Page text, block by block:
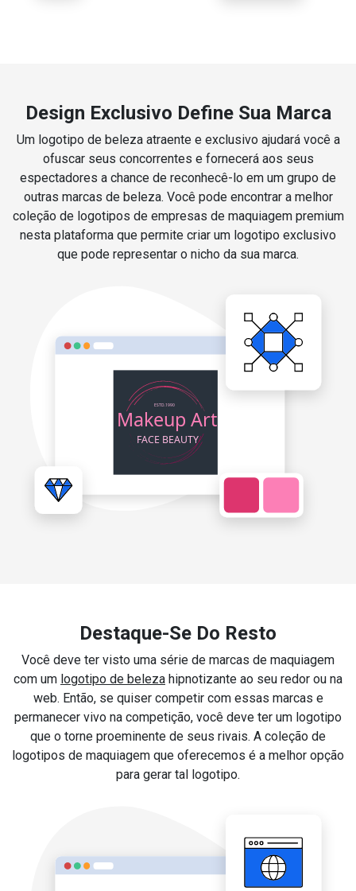
Design Exclusivo Define Sua Marca
Um logotipo de beleza atraente e exclusivo ajudará você a
ofuscar seus concorrentes e fornecerá aos seus
espectadores a chance de reconhecê-lo em um grupo de
outras marcas de beleza. Você pode encontrar a melhor
coleção de logotipos de empresas de maquiagem premium
nesta plataforma que permite criar um logotipo exclusivo
que pode representar o nicho da sua marca.
Destaque-Se Do Resto
Você deve ter visto uma série de marcas de maquiagem
com um logotipo de beleza hipnotizante ao seu redor ou na
web. Então, se quiser competir com essas marcas e
permanecer vivo na competição, você deve ter um logotipo
que o torne proeminente de seus rivais. A coleção de
logotipos de maquiagem que oferecemos é a melhor opção
para gerar tal logotipo.